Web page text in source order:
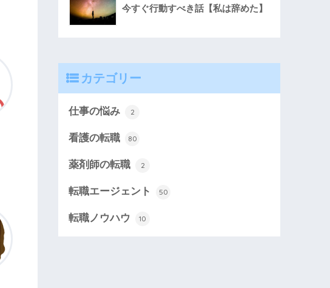
今すぐ行動すべき話【私は辞めた】
カテゴリー
仕事の悩み 2
看護の転職 80
薬剤師の転職 2
転職エージェント 50
転職ノウハウ 10